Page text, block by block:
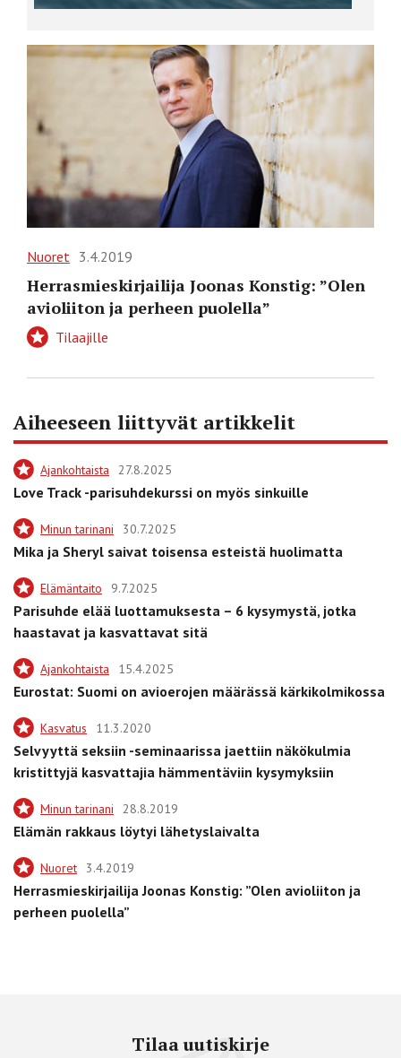
Nuoret 3.4.2019
Herrasmieskirjailija Joonas Konstig: ”Olen
avioliiton ja perheen puolella”
Tilaajille
Aiheeseen liittyvät artikkelit
Ajankohtaista 27.8.2025
Love Track -parisuhdekurssi on myös sinkuille
Minun tarinani 30.7.2025
Mika ja Sheryl saivat toisensa esteistä huolimatta
Elämäntaito 9.7.2025
Parisuhde elää luottamuksesta – 6 kysymystä, jotka
haastavat ja kasvattavat sitä
Ajankohtaista 15.4.2025
Eurostat: Suomi on avioerojen määrässä kärkikolmikossa
Kasvatus 11.3.2020
Selvyyttä seksiin -seminaarissa jaettiin näkökulmia
kristittyjä kasvattajia hämmentäviin kysymyksiin
Minun tarinani 28.8.2019
Elämän rakkaus löytyi lähetyslaivalta
Nuoret 3.4.2019
Herrasmieskirjailija Joonas Konstig: ”Olen avioliiton ja
perheen puolella”
Tilaa uutiskirje